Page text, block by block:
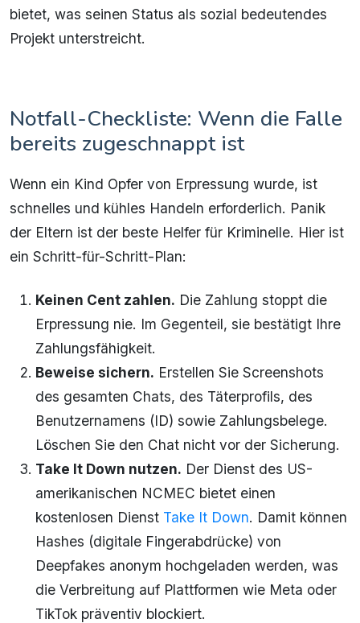
bietet, was seinen Status als sozial bedeutendes
Projekt unterstreicht.
Notfall-Checkliste: Wenn die Falle
bereits zugeschnappt ist
Wenn ein Kind Opfer von Erpressung wurde, ist
schnelles und kühles Handeln erforderlich. Panik
der Eltern ist der beste Helfer für Kriminelle. Hier ist
ein Schritt-für-Schritt-Plan:
Keinen Cent zahlen. Die Zahlung stoppt die
Erpressung nie. Im Gegenteil, sie bestätigt Ihre
Zahlungsfähigkeit.
Beweise sichern. Erstellen Sie Screenshots
des gesamten Chats, des Täterprofils, des
Benutzernamens (ID) sowie Zahlungsbelege.
Löschen Sie den Chat nicht vor der Sicherung.
Take It Down nutzen. Der Dienst des US-
amerikanischen NCMEC bietet einen
kostenlosen Dienst Take It Down. Damit können
Hashes (digitale Fingerabdrücke) von
Deepfakes anonym hochgeladen werden, was
die Verbreitung auf Plattformen wie Meta oder
TikTok präventiv blockiert.